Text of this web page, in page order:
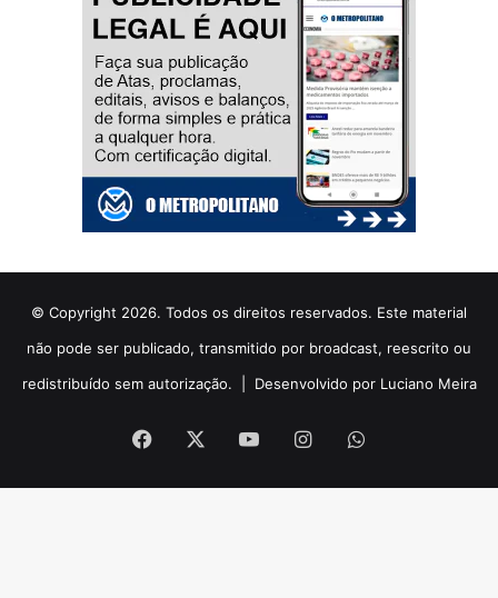
© Copyright 2026. Todos os direitos reservados. Este material
não pode ser publicado, transmitido por broadcast, reescrito ou
redistribuído sem autorização. | Desenvolvido por Luciano Meira
Facebook YouTubeInstagramWhatsApp